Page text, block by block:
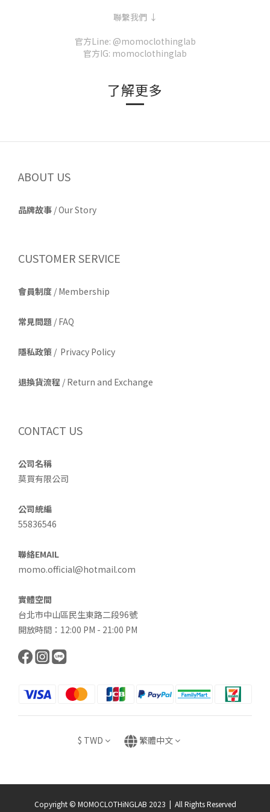
聯繫我們 ↓
官方Line: @momoclothinglab
官方IG: momoclothinglab
了解更多
ABOUT US
品牌故事 /Our Story
CUSTOMER SERVICE
會員制度 / Membership
常見問題 / FAQ
隱私政策 / Privacy Policy
退換貨流程 / Return and Exchange
CONTACT US
公司名稱
莫買有限公司
公司統編
55836546
聯絡EMAIL
momo.official@hotmail.com
實體空間
台北市中山區民生東路二段96號
開放時間：12:00 PM - 21:00 PM
$ TWD 繁體中文
Copyright © MOMOCLOTHiNGLAB 2023 | All Rights Reserved